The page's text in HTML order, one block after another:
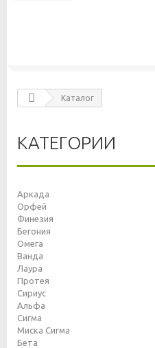
Каталог
КАТЕГОРИИ
Аркада
Орфей
Финезия
Бегония
Омега
Ванда
Лаура
Протея
Сириус
Альфа
Сигма
Миска Сигма
Бета